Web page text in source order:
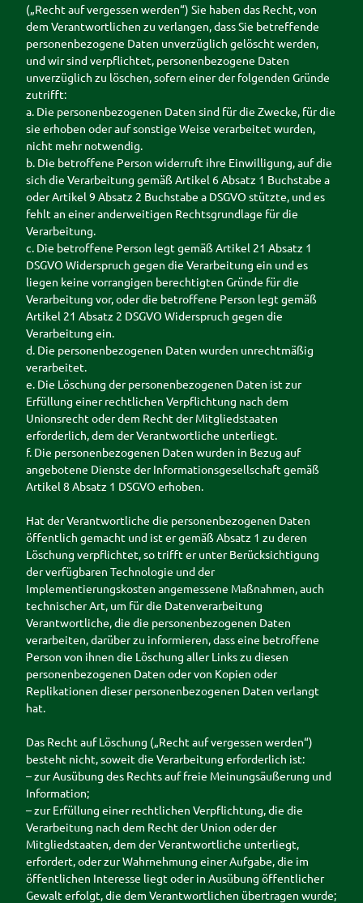
(„Recht auf vergessen werden“) Sie haben das Recht, von
dem Verantwortlichen zu verlangen, dass Sie betreffende
personenbezogene Daten unverzüglich gelöscht werden,
und wir sind verpflichtet, personenbezogene Daten
unverzüglich zu löschen, sofern einer der folgenden Gründe
zutrifft:
a. Die personenbezogenen Daten sind für die Zwecke, für die
sie erhoben oder auf sonstige Weise verarbeitet wurden,
nicht mehr notwendig.
b. Die betroffene Person widerruft ihre Einwilligung, auf die
sich die Verarbeitung gemäß Artikel 6 Absatz 1 Buchstabe a
oder Artikel 9 Absatz 2 Buchstabe a DSGVO stützte, und es
fehlt an einer anderweitigen Rechtsgrundlage für die
Verarbeitung.
c. Die betroffene Person legt gemäß Artikel 21 Absatz 1
DSGVO Widerspruch gegen die Verarbeitung ein und es
liegen keine vorrangigen berechtigten Gründe für die
Verarbeitung vor, oder die betroffene Person legt gemäß
Artikel 21 Absatz 2 DSGVO Widerspruch gegen die
Verarbeitung ein.
d. Die personenbezogenen Daten wurden unrechtmäßig
verarbeitet.
e. Die Löschung der personenbezogenen Daten ist zur
Erfüllung einer rechtlichen Verpflichtung nach dem
Unionsrecht oder dem Recht der Mitgliedstaaten
erforderlich, dem der Verantwortliche unterliegt.
f. Die personenbezogenen Daten wurden in Bezug auf
angebotene Dienste der Informationsgesellschaft gemäß
Artikel 8 Absatz 1 DSGVO erhoben.
Hat der Verantwortliche die personenbezogenen Daten
öffentlich gemacht und ist er gemäß Absatz 1 zu deren
Löschung verpflichtet, so trifft er unter Berücksichtigung
der verfügbaren Technologie und der
Implementierungskosten angemessene Maßnahmen, auch
technischer Art, um für die Datenverarbeitung
Verantwortliche, die die personenbezogenen Daten
verarbeiten, darüber zu informieren, dass eine betroffene
Person von ihnen die Löschung aller Links zu diesen
personenbezogenen Daten oder von Kopien oder
Replikationen dieser personenbezogenen Daten verlangt
hat.
Das Recht auf Löschung („Recht auf vergessen werden“)
besteht nicht, soweit die Verarbeitung erforderlich ist:
– zur Ausübung des Rechts auf freie Meinungsäußerung und
Information;
– zur Erfüllung einer rechtlichen Verpflichtung, die die
Verarbeitung nach dem Recht der Union oder der
Mitgliedstaaten, dem der Verantwortliche unterliegt,
erfordert, oder zur Wahrnehmung einer Aufgabe, die im
öffentlichen Interesse liegt oder in Ausübung öffentlicher
Gewalt erfolgt, die dem Verantwortlichen übertragen wurde;